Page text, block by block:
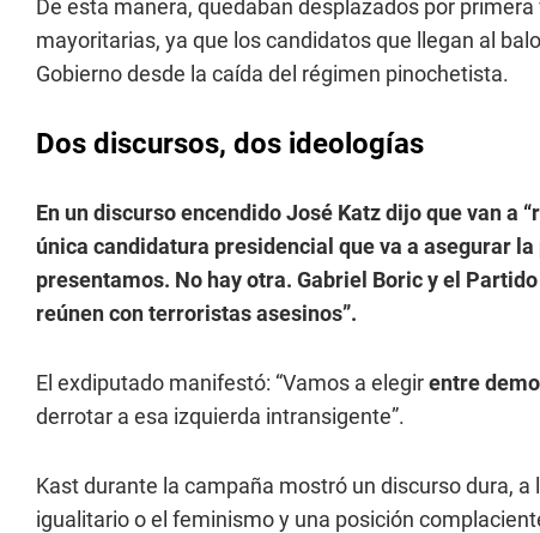
De esta manera, quedaban desplazados por
mayoritarias, ya que los candidatos que llegan al
Gobierno desde la caída del régimen pinochetista.
Dos discursos, dos ideologías
En un discurso encendido José Katz dijo que van a
única candidatura presidencial que va a asegurar
presentamos. No hay otra. Gabriel Boric y el
reúnen con terroristas asesinos”.
El exdiputado manifestó: “Vamos a elegirentre
derrotar a esa izquierda intransigente”.
Kast durante la campaña mostró un discurso dura,
igualitario o el feminismo y una posición